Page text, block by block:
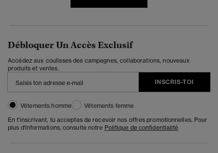
Débloquer Un Accès Exclusif
Accédez aux coulisses des campagnes, collaborations, nouveaux
produits et ventes.
INSCRIS-TOI
Vêtements homme
Vêtements femme
En t'inscrivant, tu acceptes de recevoir nos offres promotionnelles. Pour
plus d'informations, consulte notre Politique de confidentialité